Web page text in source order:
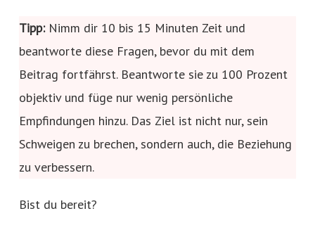
Tipp:Nimm dir 10 bis 15 Minuten Zeit und
beantworte diese Fragen, bevor du mit dem
Beitrag fortfährst. Beantworte sie zu 100 Prozent
objektiv und füge nur wenig persönliche
Empfindungen hinzu. Das Ziel ist nicht nur, sein
Schweigen zu brechen, sondern auch, die Beziehung
zu verbessern.
Bist du bereit?